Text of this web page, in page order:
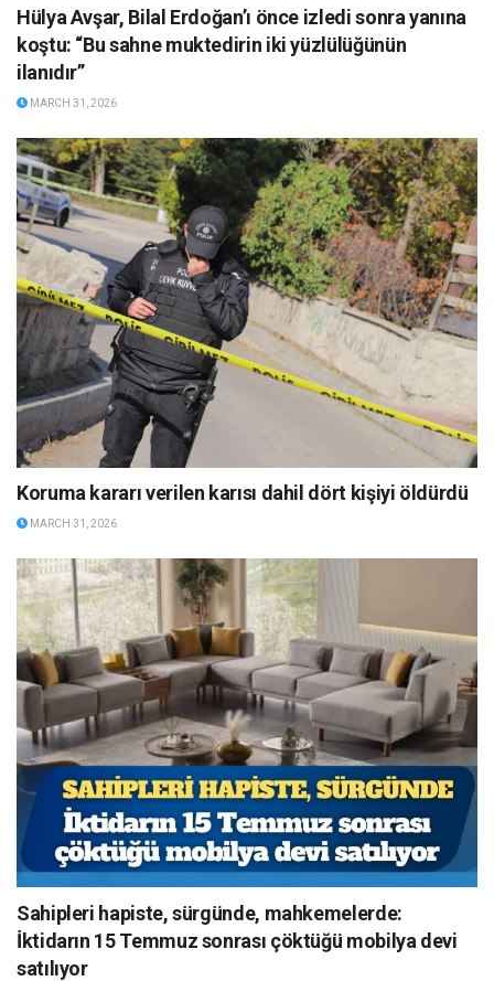
Hülya Avşar, Bilal Erdoğan’ı önce izledi sonra yanına
koştu: “Bu sahne muktedirin iki yüzlülüğünün
ilanıdır”
MARCH 31, 2026
Koruma kararı verilen karısı dahil dört kişiyi öldürdü
MARCH 31, 2026
Sahipleri hapiste, sürgünde, mahkemelerde:
İktidarın 15 Temmuz sonrası çöktüğü mobilya devi
satılıyor